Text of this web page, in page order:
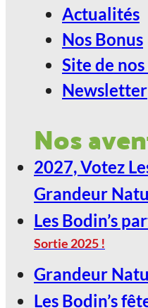
CARAT
Nature !
29
Jan
LE
2027, Votez Les
Actualités
Nos Bonus
Site de
Newsletter
Nos
2027, Votez
Grandeur
Les Bodin’s
Sortie 2025 !
Grandeur
Les Bodin’s